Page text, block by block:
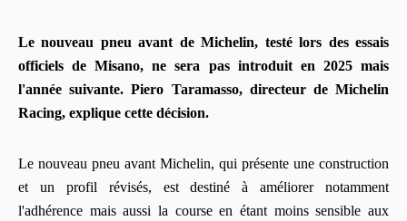
Le nouveau pneu avant de Michelin, testé lors des essais
officiels de Misano, ne sera pas introduit en 2025 mais
l'année suivante. Piero Taramasso, directeur de Michelin
Racing, explique cette décision.
Le nouveau pneu avant Michelin, qui présente une construction
et un profil révisés, est destiné à améliorer notamment
l'adhérence mais aussi la course en étant moins sensible aux